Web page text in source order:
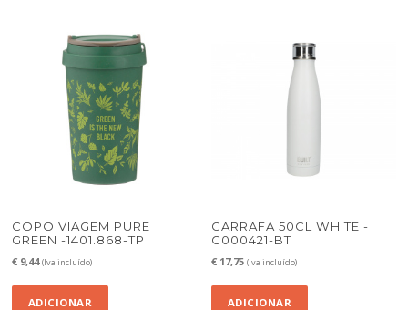
COPO VIAGEM PURE
GREEN -1401.868-TP
€ 9,44 (Iva incluído)
ADICIONAR
GARRAFA 50CL WHITE -
C000421-BT
€ 17,75 (Iva incluído)
ADICIONAR